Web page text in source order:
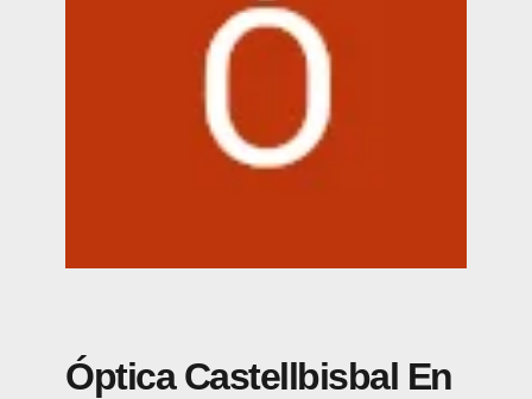
Óptica Castellbisbal En